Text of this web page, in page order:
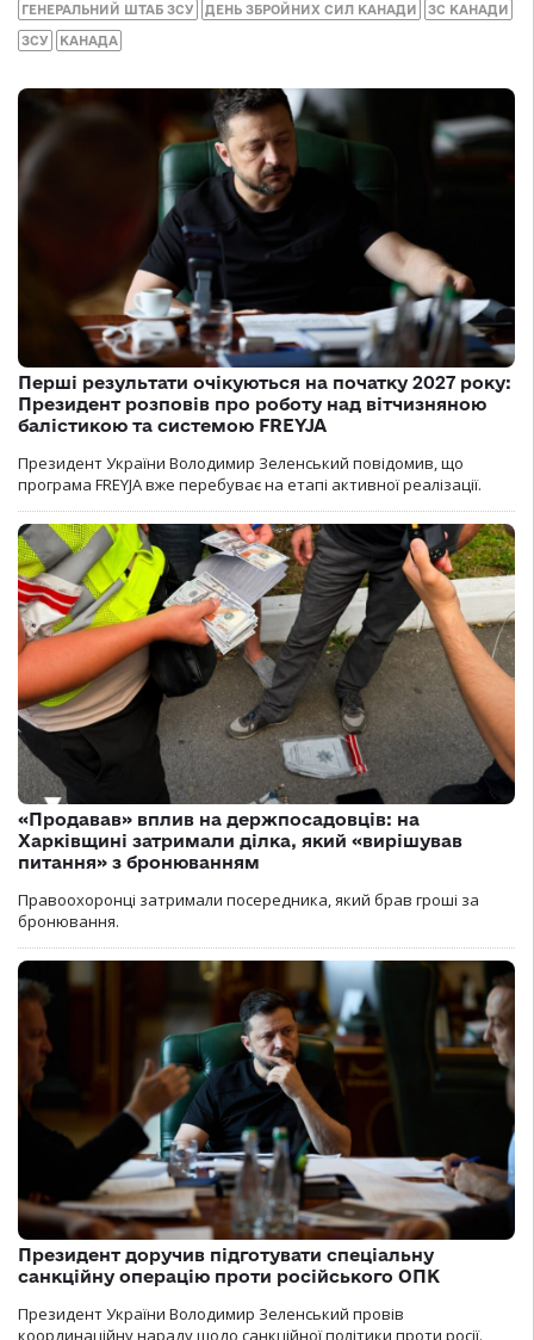
ГЕНЕРАЛЬНИЙ ШТАБ ЗСУ ДЕНЬ ЗБРОЙНИХ СИЛ КАНАДИ ЗС КАНАДИ
ЗСУ КАНАДА
Перші результати очікуються на початку 2027 року:
Президент розповів про роботу над вітчизняною
балістикою та системою FREYJA
Президент України Володимир Зеленський повідомив, що
програма FREYJA вже перебуває на етапі активної реалізації.
«Продавав» вплив на держпосадовців: на
Харківщині затримали ділка, який «вирішував
питання» з бронюванням
Правоохоронці затримали посередника, який брав гроші за
бронювання.
Президент доручив підготувати спеціальну
санкційну операцію проти російського ОПК
Президент України Володимир Зеленський провів